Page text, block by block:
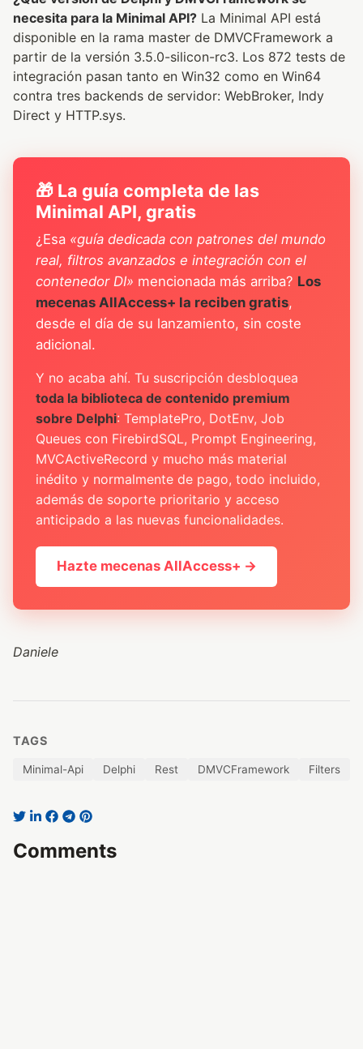
necesita para la Minimal API? La Minimal API está
disponible en la rama master de DMVCFramework a
partir de la versión 3.5.0-silicon-rc3. Los 872 tests de
integración pasan tanto en Win32 como en Win64
contra tres backends de servidor: WebBroker, Indy
Direct y HTTP.sys.
🎁 La guía completa de las
Minimal API, gratis
¿Esa «guía dedicada con patrones del mundo
real, filtros avanzados e integración con el
contenedor DI» mencionada más arriba? Los
mecenas AllAccess+ la reciben gratis,
desde el día de su lanzamiento, sin coste
adicional.
Y no acaba ahí. Tu suscripción desbloquea
toda la biblioteca de contenido premium
sobre Delphi: TemplatePro, DotEnv, Job
Queues con FirebirdSQL, Prompt Engineering,
MVCActiveRecord y mucho más material
inédito y normalmente de pago, todo incluido,
además de soporte prioritario y acceso
anticipado a las nuevas funcionalidades.
Hazte mecenas AllAccess+ →
Daniele
TAGS
Minimal-Api Delphi Rest DMVCFramework Filters
Comments